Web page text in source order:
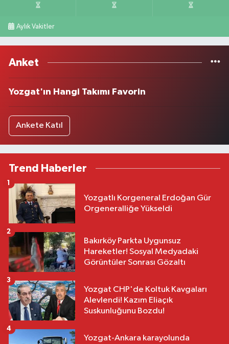
Aylık Vakitler
Anket
Yozgat'ın Hangi Takımı Favorin
Ankete Katıl
Trend Haberler
Yozgatlı Korgeneral Erdoğan Gür
Orgeneralliğe Yükseldi
1
Bakırköy Parkta Uygunsuz
Hareketler! Sosyal Medyadaki
Görüntüler Sonrası Gözaltı
2
Yozgat CHP'de Koltuk Kavgaları
Alevlendi! Kazım Eliaçık
Suskunluğunu Bozdu!
3
Yozgat-Ankara karayolunda
4